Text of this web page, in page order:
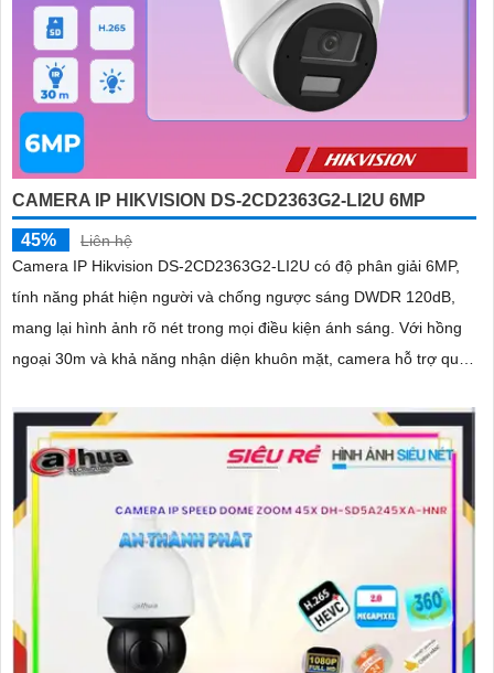
CAMERA IP HIKVISION DS-2CD2363G2-LI2U 6MP
45%
Liên hệ
Camera IP Hikvision DS-2CD2363G2-LI2U có độ phân giải 6MP,
tính năng phát hiện người và chống ngược sáng DWDR 120dB,
mang lại hình ảnh rõ nét trong mọi điều kiện ánh sáng. Với hồng
ngoại 30m và khả năng nhận diện khuôn mặt, camera hỗ trợ quan